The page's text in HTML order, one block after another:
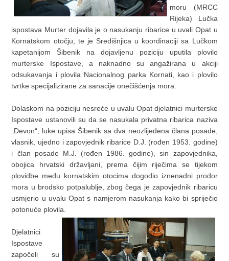
moru (MRCC
Rijeka) Lučka
ispostava Murter dojavila je o nasukanju ribarice u uvali Opat u
Kornatskom otočju, te je Središnjica u koordinaciji sa Lučkom
kapetanijom Šibenik na dojavljenu poziciju uputila plovilo
murterske Ispostave, a naknadno su angažirana u akciji
odsukavanja i plovila Nacionalnog parka Kornati, kao i plovilo
tvrtke specijalizirane za sanacije onečišćenja mora.
Dolaskom na poziciju nesreće u uvalu Opat djelatnici murterske
Ispostave ustanovili su da se nasukala privatna ribarica naziva
„Devon“, luke upisa Šibenik sa dva neozlijeđena člana posade,
vlasnik, ujedno i zapovjednik ribarice D.J. (rođen 1953. godine)
i član posade M.J. (rođen 1986. godine), sin zapovjednika,
obojica hrvatski državljani, prema čijim riječima se tijekom
plovidbe među kornatskim otocima dogodio iznenadni prodor
mora u brodsko potpalublje, zbog čega je zapovjednik ribaricu
usmjerio u uvalu Opat s namjerom nasukanja kako bi spriječio
potonuće plovila.
Djelatnici
Ispostave
započeli su